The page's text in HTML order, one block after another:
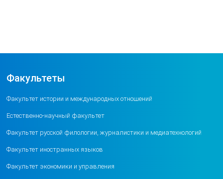
Факультеты
Факультет истории и международных отношений
Естественно-научный факультет
Факультет русской филологии, журналистики и медиатехнологий
Факультет иностранных языков
Факультет экономики и управления